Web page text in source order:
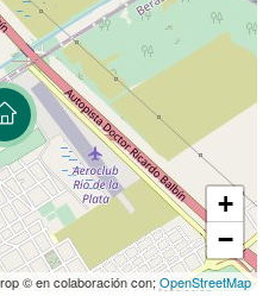
+
−
© en colaboración con;OpenStreetMap